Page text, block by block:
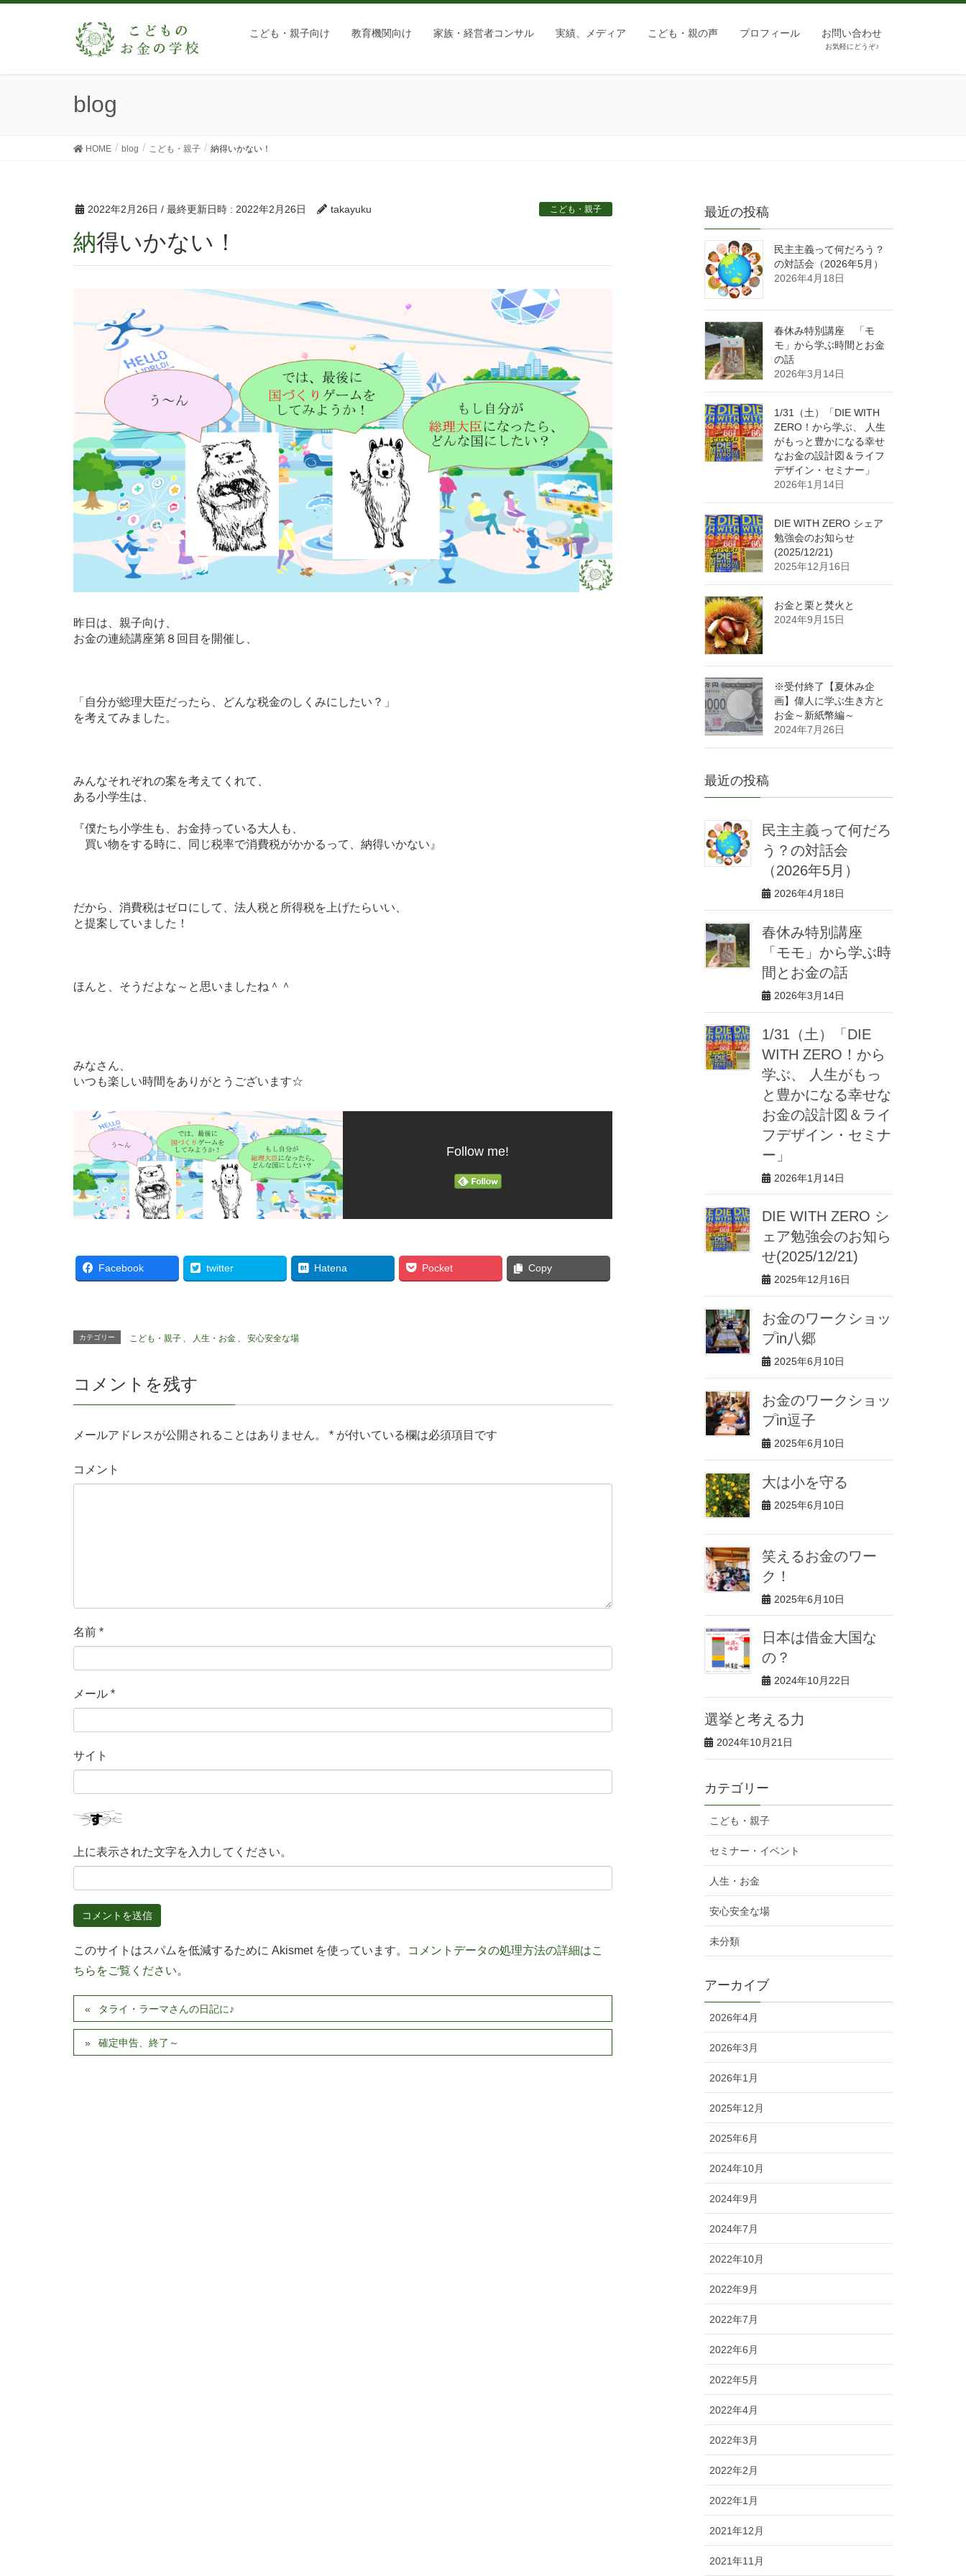
こども・親子向け 教育機関向け 家族・経営者コンサル 実績、メディア こども・親の声 プロフィール お問い合わせ
お気軽にどうぞ♪
blog
HOME blog こども・親子 納得いかない！
2022年2月26日 / 最終更新日時 : 2022年2月26日 takayuku こども・親子
納得いかない！
昨日は、親子向け、
お金の連続講座第８回目を開催し、
「自分が総理大臣だったら、どんな税金のしくみにしたい？」
を考えてみました。
みんなそれぞれの案を考えてくれて、
ある小学生は、
『僕たち小学生も、お金持っている大人も、
買い物をする時に、同じ税率で消費税がかかるって、納得いかない』
だから、消費税はゼロにして、法人税と所得税を上げたらいい、
と提案していました！
ほんと、そうだよな～と思いましたね＾＾
みなさん、
いつも楽しい時間をありがとうございます☆
Follow me!
Facebook twitter Hatena Pocket Copy
カテゴリー こども・親子 人生・お金 安心安全な場
コメントを残す
メールアドレスが公開されることはありません。 * が付いている欄は必須項目です
コメント
名前 *
メール *
サイト
上に表示された文字を入力してください。
このサイトはスパムを低減するために Akismet を使っています。
コメントデータの処理方法の詳細はこ
ちらをご覧ください。
タライ・ラーマさんの日記に♪
確定申告、終了～
最近の投稿
民主主義って何だろう？
の対話会（2026年5月）
2026年4月18日
春休み特別講座 「モ
モ」から学ぶ時間とお金
の話
2026年3月14日
1/31（土）「DIE WITH
ZERO！から学ぶ、 人生
がもっと豊かになる幸せ
なお金の設計図＆ライフ
デザイン・セミナー」
2026年1月14日
DIE WITH ZERO シェア
勉強会のお知らせ
(2025/12/21)
2025年12月16日
お金と栗と焚火と
2024年9月15日
※受付終了【夏休み企
画】偉人に学ぶ生き方と
お金～新紙幣編～
2024年7月26日
最近の投稿
民主主義って何だろ
う？の対話会
（2026年5月）
2026年4月18日
春休み特別講座
「モモ」から学ぶ時
間とお金の話
2026年3月14日
1/31（土）「DIE
WITH ZERO！から
学ぶ、 人生がもっ
と豊かになる幸せな
お金の設計図＆ライ
フデザイン・セミナ
ー」
2026年1月14日
DIE WITH ZERO シ
ェア勉強会のお知ら
せ(2025/12/21)
2025年12月16日
お金のワークショッ
プin八郷
2025年6月10日
お金のワークショッ
プin逗子
2025年6月10日
大は小を守る
2025年6月10日
笑えるお金のワー
ク！
2025年6月10日
日本は借金大国な
の？
2024年10月22日
選挙と考える力
2024年10月21日
カテゴリー
こども・親子
セミナー・イベント
人生・お金
安心安全な場
未分類
アーカイブ
2026年4月
2026年3月
2026年1月
2025年12月
2025年6月
2024年10月
2024年9月
2024年7月
2022年10月
2022年9月
2022年7月
2022年6月
2022年5月
2022年4月
2022年3月
2022年2月
2022年1月
2021年12月
2021年11月